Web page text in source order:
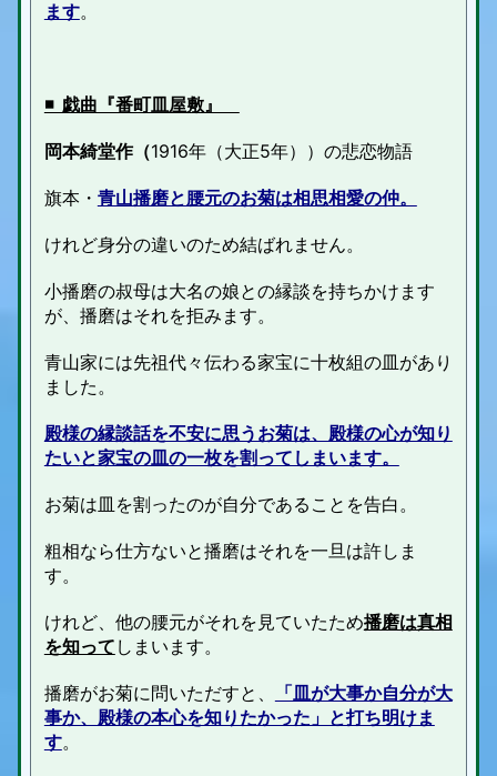
ます。
◾️ 戯曲『番町皿屋敷』
岡本綺堂作（1916年（大正5年）） の悲恋物語
旗本・ 青山播磨と腰元のお菊は相思相愛の仲。
けれど身分の違いのため結ばれません。
小播磨の叔母は大名の娘との縁談を持ちかけます
が、播磨はそれを拒みます。
青山家には先祖代々伝わる家宝に十枚組の皿があり
ました。
殿様の縁談話を不安に思うお菊は、殿様の心が知り
たいと家宝の皿の一枚を割ってしまいます。
お菊は皿を割ったのが自分であることを告白。
粗相なら仕方ないと播磨はそれを一旦は許しま
す。
けれど、他の腰元がそれを見ていたため播磨は真相
を知って しまいます。
播磨がお菊に問いただすと、
「皿が大事か自分が大
事か、殿様の本心を知りたかった」と打ち明けま
す。